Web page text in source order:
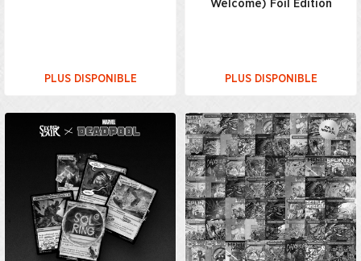
PLUS DISPONIBLE
Welcome) Foil Edition
PLUS DISPONIBLE